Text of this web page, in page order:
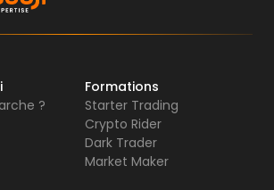
?
Formations
Starter Trading
Crypto Rider
Dark Trader
Market Maker